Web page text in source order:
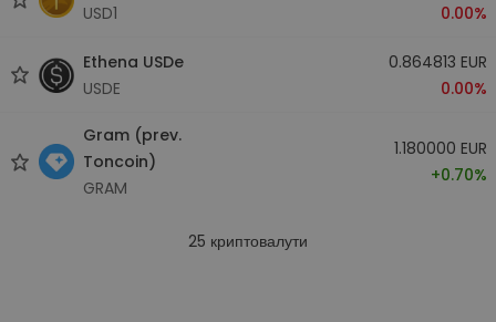
USD1
0.00%
Ethena USDe
USDE
0.864813 EUR
0.00%
Gram (prev.
Toncoin)
GRAM
1.180000 EUR
+0.70%
25 криптовалути